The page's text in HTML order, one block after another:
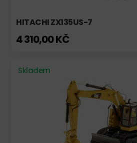
HITACHI ZX135US-7
4 310,00 KČ
Skladem